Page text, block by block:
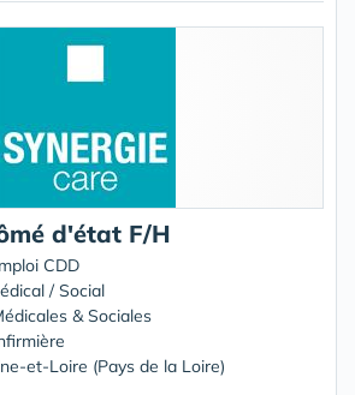
d'état F/H
CDD
/ Social
& Sociales
et-Loire (Pays de la Loire)